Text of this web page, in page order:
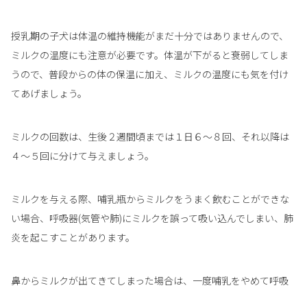
授乳期の子犬は体温の維持機能がまだ十分ではありませんので、
ミルクの温度にも注意が必要です。体温が下がると衰弱してしま
うので、普段からの体の保温に加え、ミルクの温度にも気を付け
てあげましょう。
ミルクの回数は、生後２週間頃までは１日６～８回、それ以降は
４～５回に分けて与えましょう。
ミルクを与える際、哺乳瓶からミルクをうまく飲むことができな
い場合、呼吸器(気管や肺)にミルクを誤って吸い込んでしまい、肺
炎を起こすことがあります。
鼻からミルクが出てきてしまった場合は、一度哺乳をやめて呼吸